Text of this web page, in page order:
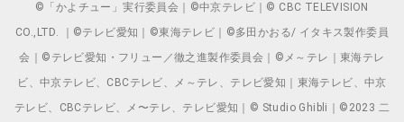
©「かよチュー」実行委員会｜©中京テレビ｜© CBC TELEVISION
CO.,LTD. ｜©テレビ愛知｜©東海テレビ｜©多田かおる/ イタキス製作委員
会｜©テレビ愛知・フリュー／徹之進製作委員会｜©メ～テレ｜東海テレ
ビ、中京テレビ、CBCテレビ、メ～テレ、テレビ愛知｜東海テレビ、中京
テレビ、CBCテレビ、メ〜テレ、テレビ愛知｜© Studio Ghibli｜©2023 二